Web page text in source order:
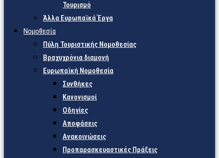
Τουρισμό
Άλλα Ευρωπαϊκά Έργα
Νομοθεσία
Πύλη Τουριστικής Νομοθεσίας
Βραχυχρόνια διαμονή
Ευρωπαϊκή Νομοθεσία
Συνθήκες
Κανονισμοί
Οδηγίες
Αποφάσεις
Ανακοινώσεις
Προπαρασκευαστικές Πράξεις